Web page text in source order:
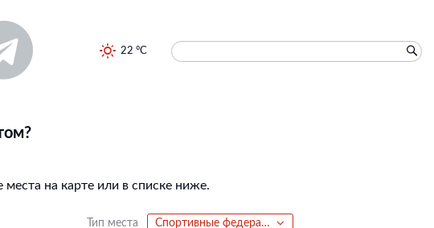
22 °C
на карте или в списке ниже.
Тип места Спортивные федерации